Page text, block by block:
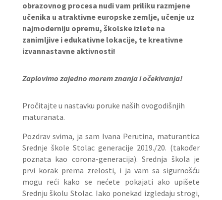
obrazovnog procesa nudi vam priliku razmjene
učenika u atraktivne europske zemlje, učenje uz
najmoderniju opremu, školske izlete na
zanimljive i edukativne lokacije, te kreativne
izvannastavne aktivnosti!
Zaplovimo zajedno morem znanja i očekivanja!
Pročitajte u nastavku poruke naših ovogodišnjih
maturanata.
Pozdrav svima, ja sam Ivana Perutina, maturantica
Srednje škole Stolac generacije 2019./20. (također
poznata kao corona-generacija). Srednja škola je
prvi korak prema zrelosti, i ja vam sa sigurnošću
mogu reći kako se nećete pokajati ako upišete
Srednju školu Stolac. Iako ponekad izgledaju strogi,